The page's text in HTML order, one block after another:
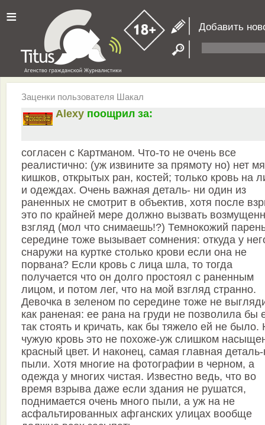
≡ Добавить
Заценки пользователя Шакал
Alexy поощрил за:
согласен с Картманом. Что-то не очень все
реалистично: (уж извините за прямоту но) нет
кишков, открытых ран, костей; только кровь на
и одеждах. Очень важная деталь- ни один из
раненных не смотрит в объектив, хотя после
это по крайней мере должно вызвать
взгляд (мол что снимаешь!?) Темнокожий
середине тоже вызывает сомнения: откуда у
снаружи на куртке столько крови если она не
порвана? Если кровь с лица шла, то тогда
получается что он долго простоял с раненным
лицом, и потом лег, что на мой взгляд странно.
Девочка в зеленом по середине тоже не
как раненая: ее рана на груди не позволила бы
так стоять и кричать, как бы тяжело ей не было.
чужую кровь это не похоже-уж слишком
красный цвет. И наконец, самая главная деталь-
пыли. Хотя многие на фотографии в черном, а
одежда у многих чистая. Известно ведь, что во
время взрыва даже если здания не рушатся,
поднимается очень много пыли, а уж на не
асфальтированных афганских улицах вообще